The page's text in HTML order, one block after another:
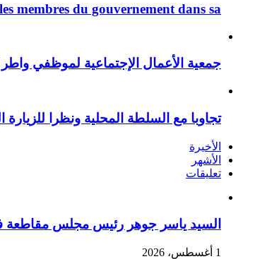
membres du gouvernement dans sa ...
جمعية الأعمال الإجتماعية لموظفي
تجاوبا مع السلطة المحلية ونظرا
الأخيرة
الأشهر
تعليقات
السيد ياسر جوهر رئيس مجلس مقاطعة فاس
1 أغسطس، 2026